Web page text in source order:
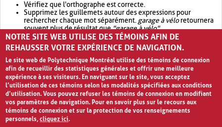
Vérifiez que l'orthographe est correcte.
Supprimez les guillemets autour des expressions pour
rechercher chaque mot séparément. garage à véloretournera
souvent plus de résultat que"garage à vélo".
Envisagez d'élargir votre recherche avec OR.garage OR vélo
retournera souvent plus de résultat quegarage à vélo
NOTRE SITE WEB UTILISE DES TÉMOINS AFIN DE
REHAUSSER VOTRE EXPÉRIENCE DE NAVIGATION.
Le site web de Polytechnique Montréal utilise des témoins de connexion
afin de recueillir des statistiques générales et offrir une meilleure
expérience à ses visiteurs. En naviguant sur le site, vous acceptez
l’utilisation de ces témoins selon les modalités spécifiées aux conditions
d’utilisation. Vous pouvez refuser les témoins de connexion en modifiant
vos paramètres de navigation. Pour en savoir plus sur le recours aux
témoins de connexion et sur la protection de vos renseignements
personnels,cliquez ici.